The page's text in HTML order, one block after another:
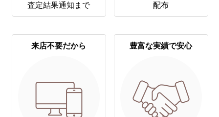
査定結果通知まで
配布
来店不要だから 豊富な実績で安心